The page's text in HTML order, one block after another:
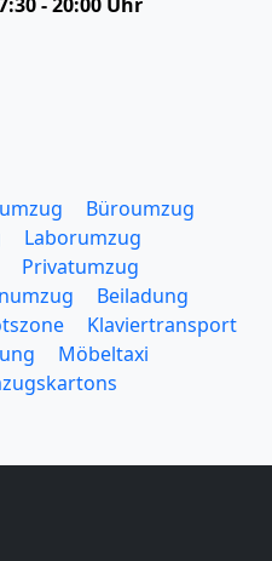
Büroumzug
Laborumzug
Privatumzug
Beiladung
Klaviertransport
Möbeltaxi